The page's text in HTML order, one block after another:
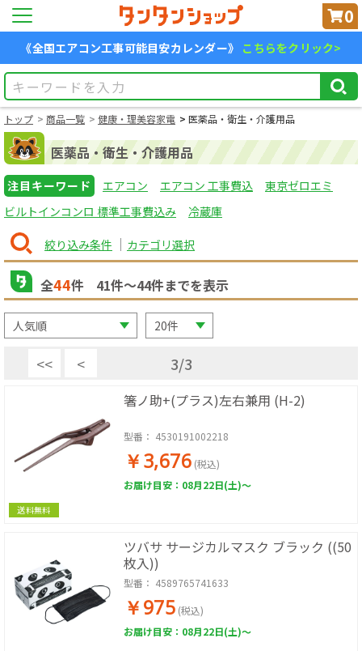
0
《全国エアコン工事可能目安カレンダー》 こちらをクリック>
トップ 商品一覧 健康・理美容家電 医薬品・衛生・介護用品
医薬品・衛生・介護用品
注目キーワード エアコン エアコン 工事費込
東京ゼロエミ
ビルトインコンロ 標準工事費込み
冷蔵庫
絞り込み条件 カテゴリ選択
全44件 41件〜44件までを表示
<< < 3/3
送料無料
箸ノ助+(プラス)左右兼用 (H-2)
型番： 4530191002218
￥3,676 (税込)
お届け目安：08月22日(土)～
ツバサ サージカルマスク ブラック ((50
枚入))
型番： 4589765741633
￥975 (税込)
お届け目安：08月22日(土)～